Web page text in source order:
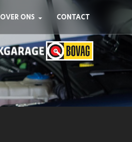
OVER ONS CONTACT